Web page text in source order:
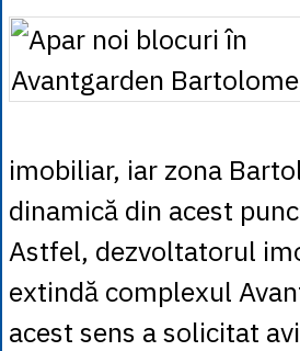
imobiliar, iar zona
dinamică din acest
Astfel, dezvoltatorul
extindă complexul
acest sens a solicitat